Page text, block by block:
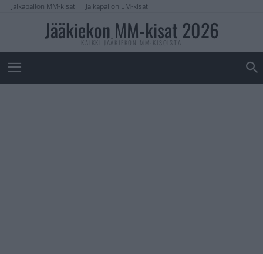
Jalkapallon MM-kisat Jalkapallon EM-kisat
Jääkiekon MM-kisat 2026
KAIKKI JÄÄKIEKON MM-KISOISTA